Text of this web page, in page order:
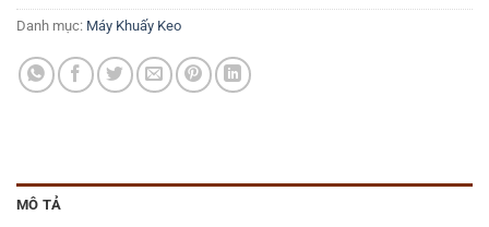
Danh mục: Máy Khuấy Keo
MÔ TẢ